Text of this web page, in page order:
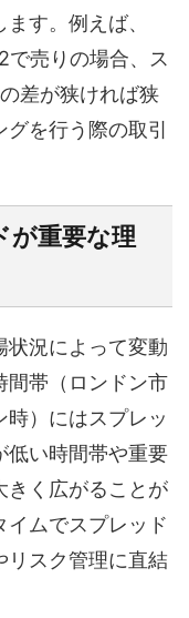
す。例えば、
で売りの場合、ス
差が狭ければ狭
を行う際の取引
が重要な理
状況によって変動
間帯（ロンドン市
）にはスプレッ
低い時間帯や重要
きく広がることが
イムでスプレッド
リスク管理に直結